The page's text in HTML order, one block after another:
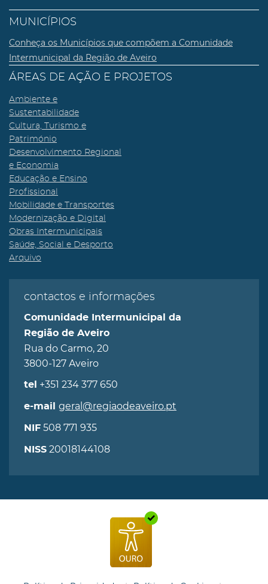
MUNICÍPIOS
Conheça os Municípios que compõem a Comunidade
Intermunicipal da Região de Aveiro
ÁREAS DE AÇÃO E PROJETOS
Ambiente e
Sustentabilidade
Cultura, Turismo e
Património
Desenvolvimento Regional
e Economia
Educação e Ensino
Profissional
Mobilidade e Transportes
Modernização e Digital
Obras Intermunicipais
Saúde, Social e Desporto
Arquivo
contactos e informações
Comunidade Intermunicipal da
Região de Aveiro
Rua do Carmo, 20
3800-127 Aveiro
tel +351 234 377 650
e-mail geral@regiaodeaveiro.pt
NIF 508 771 935
NISS 20018144108